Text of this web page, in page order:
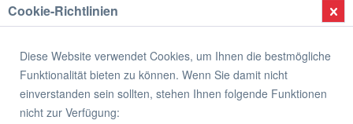
Auswählen
Übersicht Yamaha
original Yamaha Ersatzteil 1E6253040000
SPOKE SET (REAR)
Cookie-Richtlinien
Diese Website verwendet Cookies, um Ihnen die bestmögliche
Funktionalität bieten zu können. Wenn Sie damit nicht
einverstanden sein sollten, stehen Ihnen folgende Funktionen
nicht zur Verfügung: